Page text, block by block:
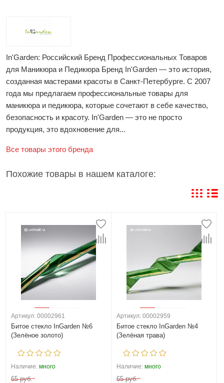
In'Garden: Российский Бренд Профессиональных Товаров
для Маникюра и Педикюра Бренд In'Garden — это история,
созданная мастерами красоты в Санкт-Петербурге. С 2007
года мы предлагаем профессиональные товары для
маникюра и педикюра, которые сочетают в себе качество,
безопасность и красоту. In'Garden — это не просто
продукция, это вдохновение для...
Все товары этого бренда
Похожие товары в нашем каталоге:
Артикул: 00002961
Битое стекло InGarden №6
(Зелёное золото)
Наличие: много
65 руб.
Артикул: 00002959
Битое стекло InGarden №4
(Зелёная трава)
Наличие: много
65 руб.